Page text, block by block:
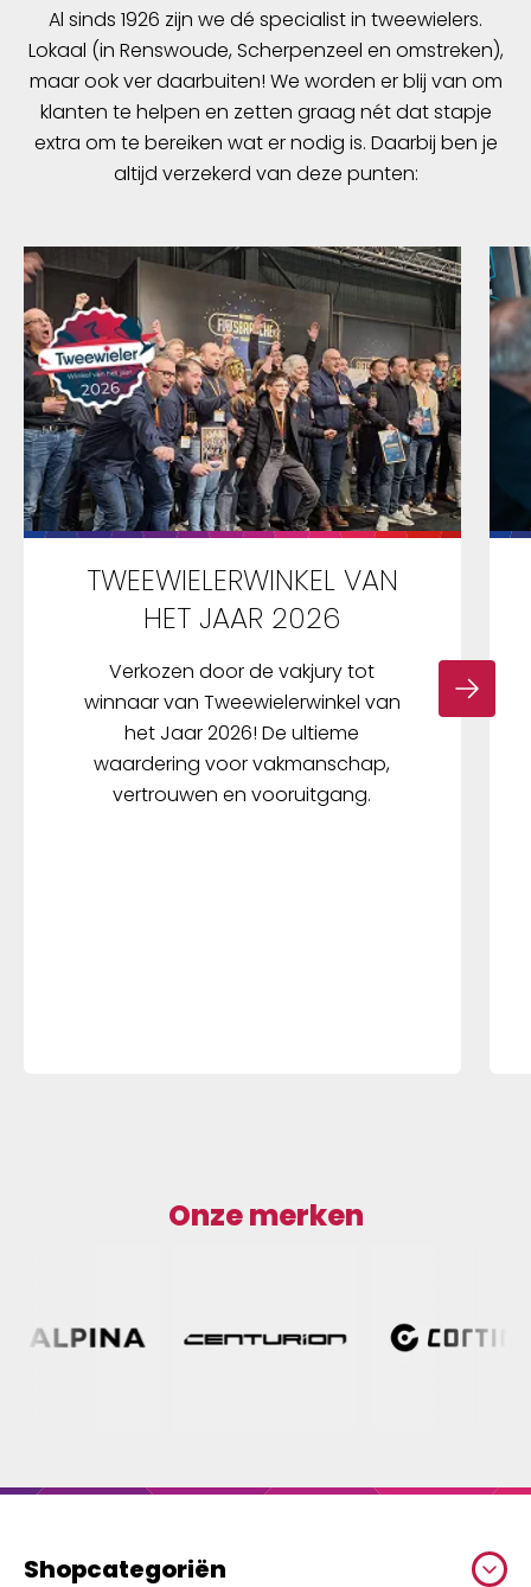
Al sinds 1926 zijn we dé specialist in tweewielers.
Lokaal (in Renswoude, Scherpenzeel en omstreken),
maar ook ver daarbuiten! We worden er blij van om
klanten te helpen en zetten graag nét dat stapje
extra om te bereiken wat er nodig is. Daarbij ben je
altijd verzekerd van deze punten:
TWEEWIELERWINKEL VAN
HET JAAR 2026
Verkozen door de vakjury tot
winnaar van Tweewielerwinkel van
het Jaar 2026! De ultieme
waardering voor vakmanschap,
vertrouwen en vooruitgang.
Onze merken
Shopcategoriën